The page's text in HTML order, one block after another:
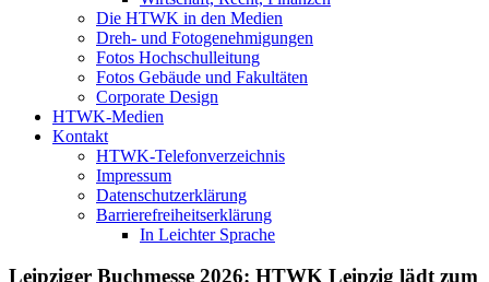
Die HTWK in den Medien
Dreh- und Fotogenehmigungen
Fotos Hochschulleitung
Fotos Gebäude und Fakultäten
Corporate Design
HTWK-Medien
Kontakt
HTWK-Telefonverzeichnis
Impressum
Datenschutzerklärung
Barrierefreiheitserklärung
In Leichter Sprache
Leipziger Buchmesse 2026: HTWK Leipzig lädt zum